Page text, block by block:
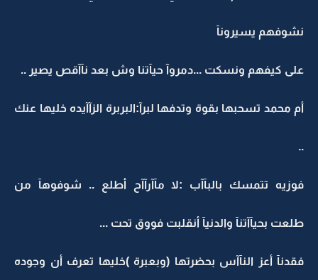
نشوفهم يسيرونآ
على كيفهم ونسكت ...دمروآ حيآتنا وش بعد نآآقص يصير ..
أم محمد تسحبها بقوة وتدفها لبرآ:البربرة الزآآيده خليها عنك
..
فوزيه تتمسك بالبآآب :لا مآآرآآح أطلع .. شوفوهآ من
طلعت بحيآآتنآ والدنيآ أنقلبت فووق تحت ...
فقدنآ أعز النآآس بحضرتها (وبعبرة )خليها تعرف أن وجوده